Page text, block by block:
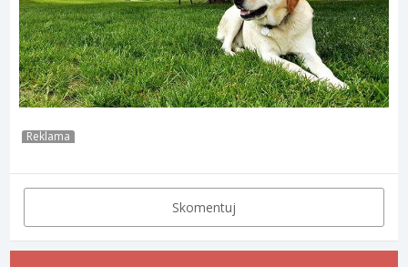
Reklama
Skomentuj